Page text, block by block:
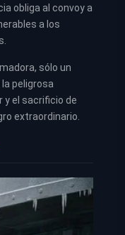
obliga al convoy a
a los
sólo un
peligrosa
y el sacrificio de
extraordinario.